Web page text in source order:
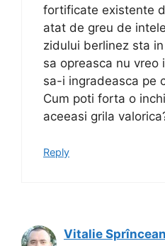
fortificate existente
atat de greu de
zidului berlinez sta
sa opreasca nu vreo
sa-i ingradeasca pe
Cum poti forta o
aceeasi grila
Reply
Vitalie